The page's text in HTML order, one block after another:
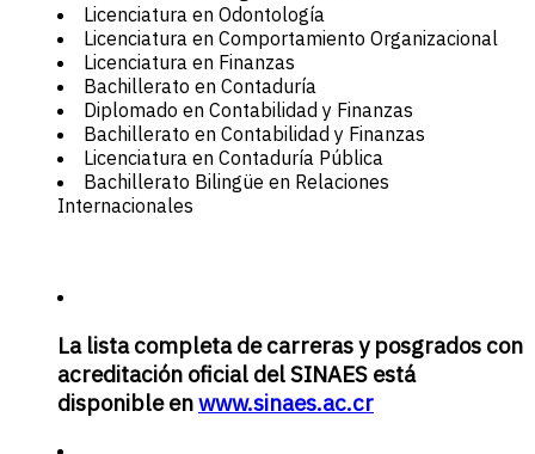
Licenciatura en Odontología
Licenciatura en Comportamiento Organizacional
Licenciatura en Finanzas
Bachillerato en Contaduría
Diplomado en Contabilidad y Finanzas
Bachillerato en Contabilidad y Finanzas
Licenciatura en Contaduría Pública
Bachillerato Bilingüe en Relaciones
Internacionales
La lista completa de carreras y posgrados con
acreditación oficial del SINAES está
disponible enwww.sinaes.ac.cr